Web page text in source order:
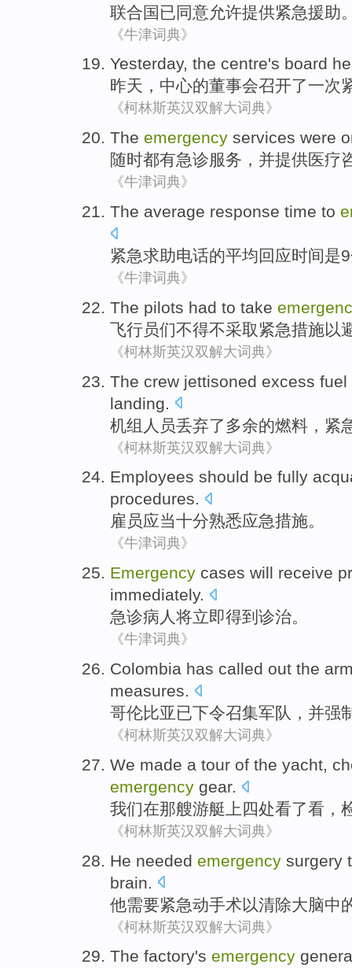
联合国已同意允许提供紧急援助
《牛津词典》
Yesterday, the centre's board
昨天 ， 中心的董事会召开了一次
《柯林斯英汉双解大词典》
The emergency services were
随时都有急诊服务 ，并提供医疗
《牛津词典》
The average response time to
紧急求助电话的平均回应时间是9
《牛津词典》
The pilots had to take
飞行员们不得不采取 紧急措施以
《柯林斯英汉双解大词典》
The crew jettisoned excess fuel
landing
机组 人员丢弃了 多余的燃料 ， 紧
《柯林斯英汉双解大词典》
Employees should be fully
procedures.
雇员应当十分熟悉应急措施。
《牛津词典》
Emergency cases will receive
immediately.
急诊病人 将立即得到 诊治。
《牛津词典》
Colombia has called out the
measures.
哥伦比亚已下令召集军队 ， 并强
《柯林斯英汉双解大词典》
We made a tour of the yacht,
emergency gear.
我们在那艘游艇上四处看了看，
《柯林斯英汉双解大词典》
He needed emergency surgery
brain
他需要紧急动手术以清除大脑中
《柯林斯英汉双解大词典》
The factory's emergency